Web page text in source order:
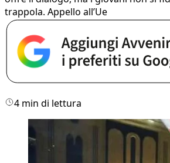
trappola. Appello all’Ue
4 min di lettura